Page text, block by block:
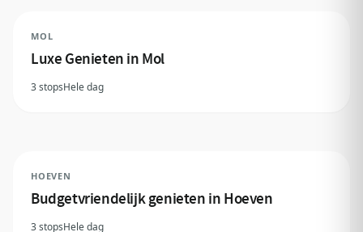
MOL
Luxe Genieten in Mol
3 stopsHele dag
HOEVEN
Budgetvriendelijk genieten in Hoeven
3 stopsHele dag